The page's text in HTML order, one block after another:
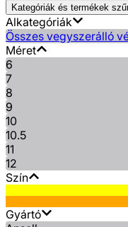
Kategóriák és termékek
Alkategóriák
Összes vegyszerálló
Méret
6
7
8
9
10
10.5
11
12
Szín
Gyártó